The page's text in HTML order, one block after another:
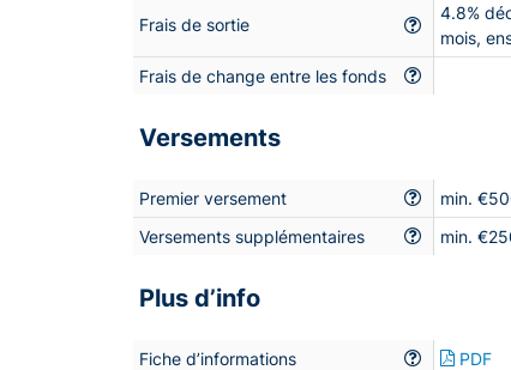
Frais de sortie
4.8%
mois,
Frais de change entre les fonds
Versements
Premier versement
min.
Versements supplémentaires
min.
Plus d’info
Fiche d’informations PDF